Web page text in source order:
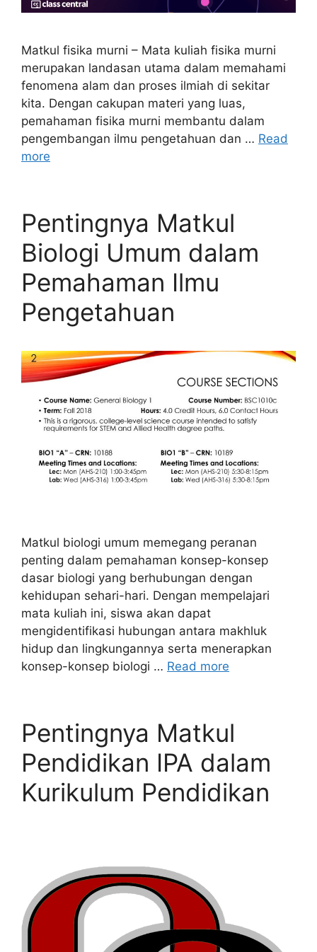
Matkul fisika murni – Mata kuliah fisika murni
merupakan landasan utama dalam memahami
fenomena alam dan proses ilmiah di sekitar
kita. Dengan cakupan materi yang luas,
pemahaman fisika murni membantu dalam
pengembangan ilmu pengetahuan dan … Read
more
Pentingnya Matkul
Biologi Umum dalam
Pemahaman Ilmu
Pengetahuan
Matkul biologi umum memegang peranan
penting dalam pemahaman konsep-konsep
dasar biologi yang berhubungan dengan
kehidupan sehari-hari. Dengan mempelajari
mata kuliah ini, siswa akan dapat
mengidentifikasi hubungan antara makhluk
hidup dan lingkungannya serta menerapkan
konsep-konsep biologi … Read more
Pentingnya Matkul
Pendidikan IPA dalam
Kurikulum Pendidikan